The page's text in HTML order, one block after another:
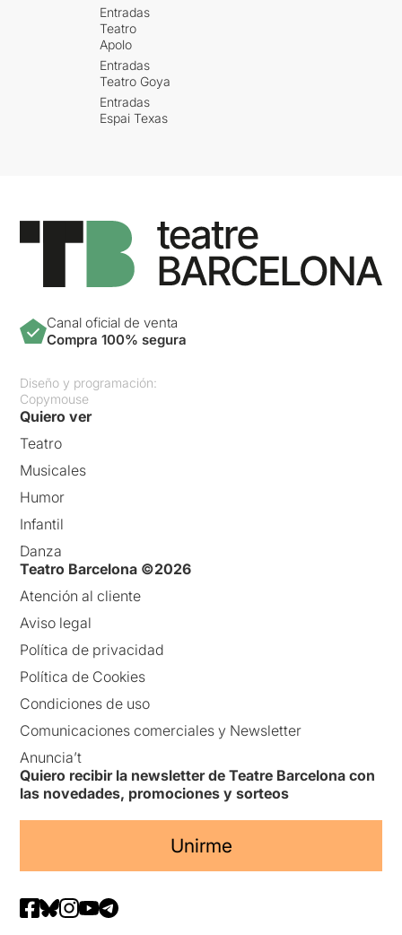
Entradas
Teatro
Apolo
Entradas
Teatro Goya
Entradas
Espai Texas
Canal oficial de venta
Compra 100% segura
Diseño y programación:
Copymouse
Quiero ver
Teatro
Musicales
Humor
Infantil
Danza
Teatro Barcelona ©2026
Atención al cliente
Aviso legal
Política de privacidad
Política de Cookies
Condiciones de uso
Comunicaciones comerciales y Newsletter
Anuncia’t
Quiero recibir la newsletter de Teatre Barcelona con
las novedades, promociones y sorteos
Unirme